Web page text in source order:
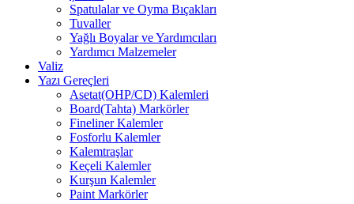
Spatulalar ve Oyma Bıçakları
Tuvaller
Yağlı Boyalar ve Yardımcıları
Yardımcı Malzemeler
Valiz
Yazı Gereçleri
Asetat(OHP/CD) Kalemleri
Board(Tahta) Markörler
Fineliner Kalemler
Fosforlu Kalemler
Kalemtraşlar
Keçeli Kalemler
Kurşun Kalemler
Paint Markörler